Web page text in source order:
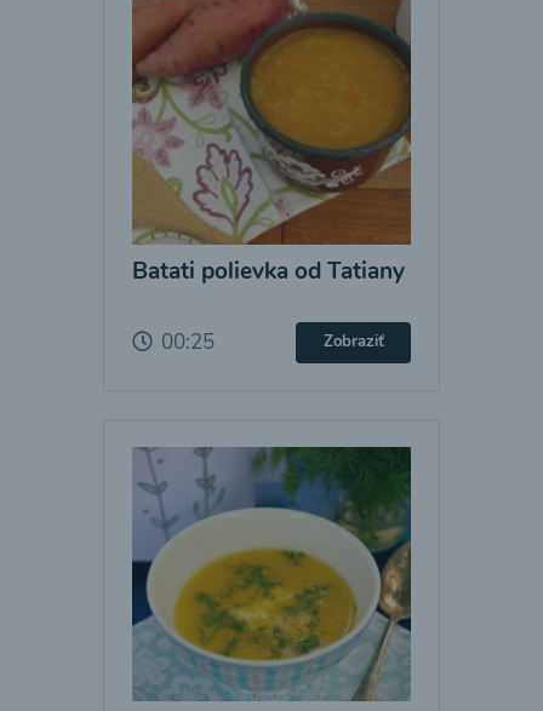
Batati polievka od Tatiany
00:25 Zobraziť